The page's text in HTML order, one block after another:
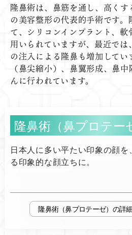
隆鼻術は、鼻筋を通し、高くす
の美容整形の代表的手術です。
て、シリコンインプラント、軟
用いられていますが、最近では
の注入による隆鼻も増加してい
（鼻尖縮小）、鼻翼形成、鼻
んに行われています。
隆鼻術（鼻プロテー
日本人に多い平たい印象の顔を
る印象的な顔立ちに。
隆鼻術（鼻プロテーゼ）